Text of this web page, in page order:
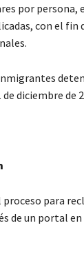
por persona,
con el
diciembre de
para
de un portal